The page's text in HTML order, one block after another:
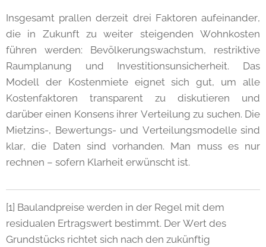
Insgesamt prallen derzeit drei Faktoren aufeinander,
die in Zukunft zu weiter steigenden Wohnkosten
führen werden: Bevölkerungswachstum, restriktive
Raumplanung und Investitionsunsicherheit. Das
Modell der Kostenmiete eignet sich gut, um alle
Kostenfaktoren transparent zu diskutieren und
darüber einen Konsens ihrer Verteilung zu suchen. Die
Mietzins-, Bewertungs- und Verteilungsmodelle sind
klar, die Daten sind vorhanden. Man muss es nur
rechnen – sofern Klarheit erwünscht ist.
[1] Baulandpreise werden in der Regel mit dem
residualen Ertragswert bestimmt. Der Wert des
Grundstücks richtet sich nach den zukünftig